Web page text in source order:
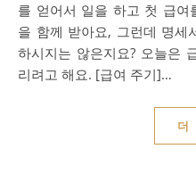
를 얻어서 일을 하고 첫 급여
을 함께 받아요, 그런데 명세
하시지는 않은지요? 오늘은
리려고 해요. [급여 주기]…
더